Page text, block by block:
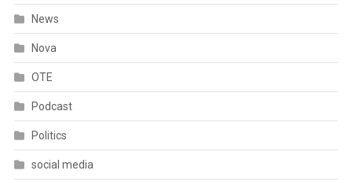
News
Nova
OTE
Podcast
Politics
social media